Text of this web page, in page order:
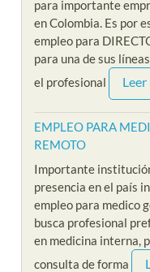
para importante
en Colombia. Es por
empleo para
para una de sus
el profesional
Leer
EMPLEO PARA
REMOTO
Importante
presencia en el país
empleo para medico
busca profesional
en medicina interna,
consulta de forma